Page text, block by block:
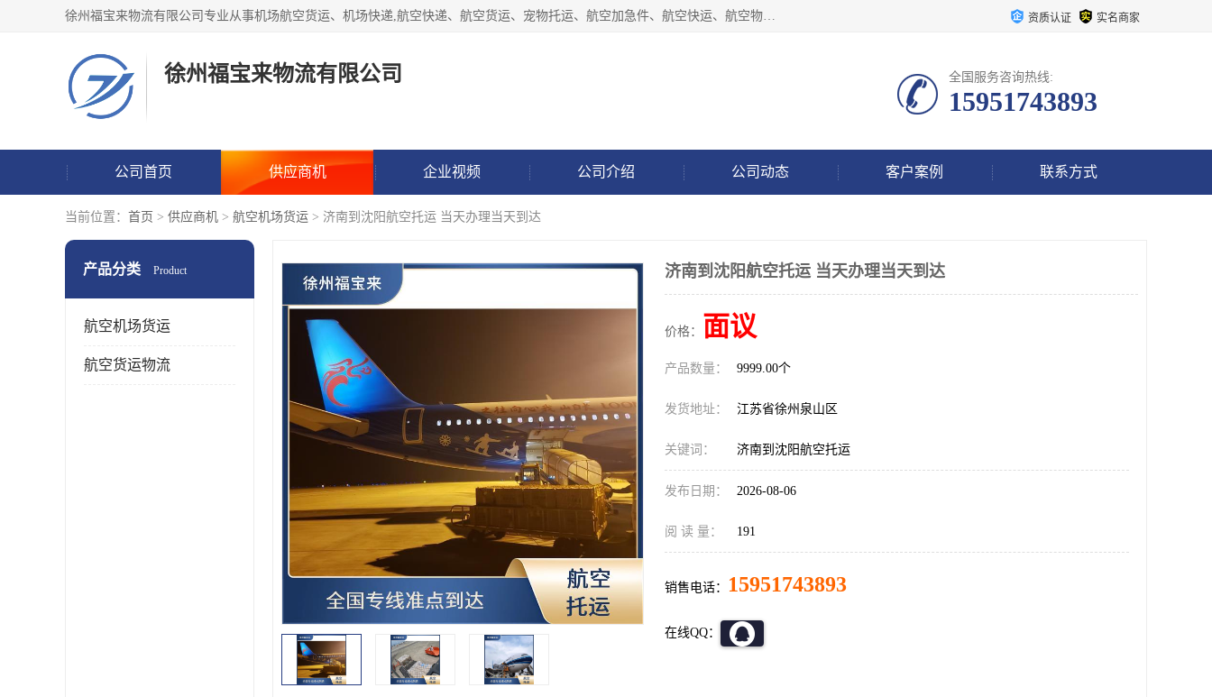
徐州福宝来物流有限公司专业从事机场航空货运、机场快递,航空快递、航空货运、宠物托运、航空加急件、航空快运、航空物流、航空托运、空运当日达等业务。 资质认证 实名商家
徐州福宝来物流有限公司 全国服务咨询热线:
15951743893
公司首页 供应商机 企业视频 公司介绍 公司动态 客户案例 联系方式
当前位置： 首页 > 供应商机 > 航空机场货运 > 济南到沈阳航空托运 当天办理当天到达
产品分类 Product
航空机场货运
航空货运物流
济南到沈阳航空托运 当天办理当天到达
价格： 面议
产品数量： 9999.00个
发货地址： 江苏省徐州泉山区
关键词： 济南到沈阳航空托运
发布日期： 2026-08-06
阅 读 量： 191
销售电话： 15951743893
在线QQ：